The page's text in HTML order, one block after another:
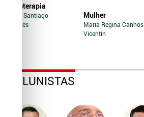
Soroterapia
Jairo Santiago
Novaes
Mulher
Maria Regina Canhos
Vicentin
COLUNISTAS